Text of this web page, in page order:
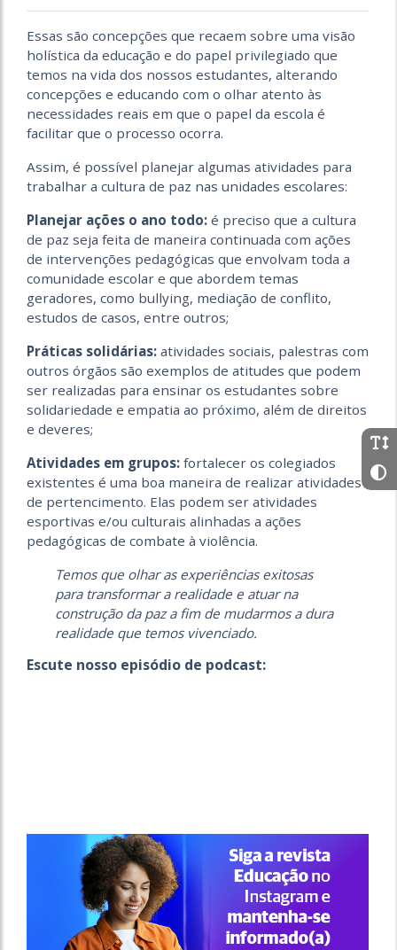
Essas são concepções que recaem sobre uma visão
holística da educação e do papel privilegiado que
temos na vida dos nossos estudantes, alterando
concepções e educando com o olhar atento às
necessidades reais em que o papel da escola é
facilitar que o processo ocorra.
Assim, é possível planejar algumas atividades para
trabalhar a cultura de paz nas unidades escolares:
Planejar ações o ano todo: é preciso que a cultura
de paz seja feita de maneira continuada com ações
de intervenções pedagógicas que envolvam toda a
comunidade escolar e que abordem temas
geradores, como bullying, mediação de conflito,
estudos de casos, entre outros;
Práticas solidárias: atividades sociais, palestras com
outros órgãos são exemplos de atitudes que podem
ser realizadas para ensinar os estudantes sobre
solidariedade e empatia ao próximo, além de direitos
e deveres;
Atividades em grupos: fortalecer os colegiados
existentes é uma boa maneira de realizar atividades
de pertencimento. Elas podem ser atividades
esportivas e/ou culturais alinhadas a ações
pedagógicas de combate à violência.
Temos que olhar as experiências exitosas
para transformar a realidade e atuar na
construção da paz a fim de mudarmos a dura
realidade que temos vivenciado.
Escute nosso episódio de podcast: